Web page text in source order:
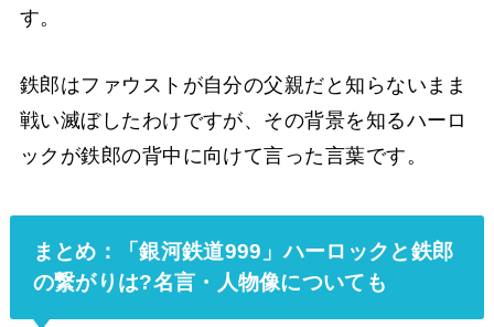
す。
鉄郎はファウストが自分の父親だと知らないまま
戦い滅ぼしたわけですが、その背景を知るハーロ
ックが鉄郎の背中に向けて言った言葉です。
まとめ：「銀河鉄道999」ハーロックと鉄郎
の繋がりは?名言・ 人物像についても